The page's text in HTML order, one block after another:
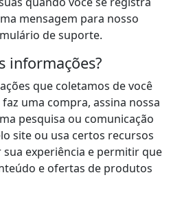
mensagem para nosso
de suporte.
informações?
que coletamos de você
uma compra, assina nossa
pesquisa ou comunicação
site ou usa certos recursos
experiência e permitir que
e ofertas de produtos